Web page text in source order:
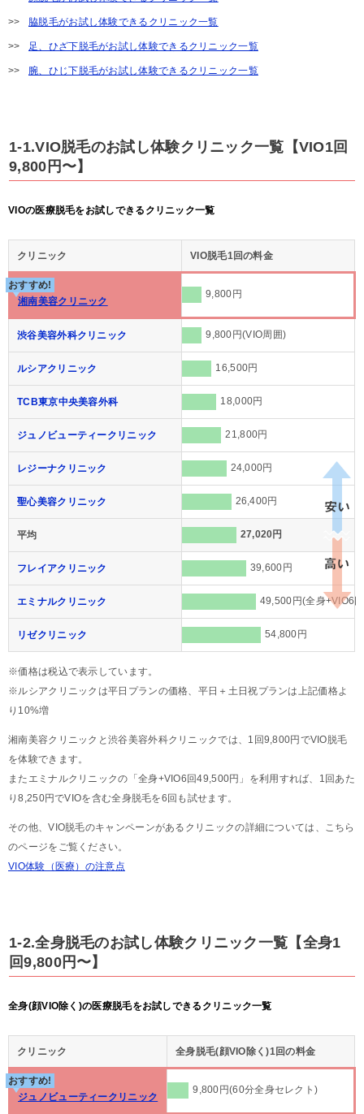
脇脱毛がお試し体験できるクリニック一覧
足、ひざ下脱毛がお試し体験できるクリニック一覧
腕、ひじ下脱毛がお試し体験できるクリニック一覧
1-1.VIO脱毛のお試し体験クリニック一覧【VIO1回
9,800円〜】
VIOの医療脱毛をお試しできるクリニック一覧
クリニック VIO脱毛1回の料金
おすすめ!
湘南美容クリニック
9,800円
渋谷美容外科クリニック 9,800円(VIO周囲)
ルシアクリニック 16,500円
TCB東京中央美容外科 18,000円
ジュノビューティークリニック 21,800円
レジーナクリニック 24,000円
聖心美容クリニック 26,400円
平均 27,020円
フレイアクリニック 39,600円
エミナルクリニック 49,500円(全身+VIO6
リゼクリニック 54,800円
※価格は税込で表示しています。
※ルシアクリニックは平日プランの価格、平日＋土日祝プランは上記価格よ
り10%増
湘南美容クリニックと渋谷美容外科クリニックでは、1回9,800円でVIO脱毛
を体験できます。
またエミナルクリニックの「全身+VIO6回49,500円」を利用すれば、1回あた
り8,250円でVIOを含む全身脱毛を6回も試せます。
その他、VIO脱毛のキャンペーンがあるクリニックの詳細については、こちら
のページをご覧ください。
VIO体験（医療）の注意点
1-2.全身脱毛のお試し体験クリニック一覧【全身1
回9,800円〜】
全身(顔VIO除く)の医療脱毛をお試しできるクリニック一覧
クリニック 全身脱毛(顔VIO除く)1回の料金
おすすめ!
ジュノビューティークリニック
9,800円(60分全身セレクト)